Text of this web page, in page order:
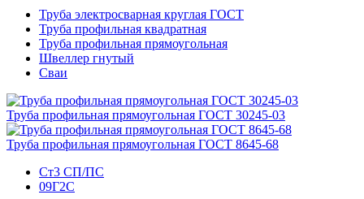
Труба электросварная круглая ГОСТ
Труба профильная квадратная
Труба профильная прямоугольная
Швеллер гнутый
Сваи
Труба профильная прямоугольная ГОСТ 30245-03
Труба профильная прямоугольная ГОСТ 8645-68
Ст3 СП/ПС
09Г2С